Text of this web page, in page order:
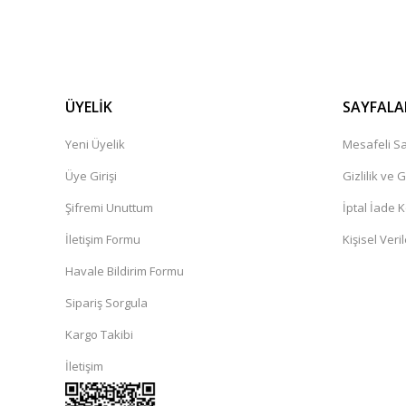
ÜYELİK
Yeni Üyelik
Üye Girişi
Şifremi Unuttum
İletişim Formu
Havale Bildirim Formu
Sipariş Sorgula
Kargo Takibi
İletişim
Mesafeli
Gizlilik ve
İptal İade
Kişisel